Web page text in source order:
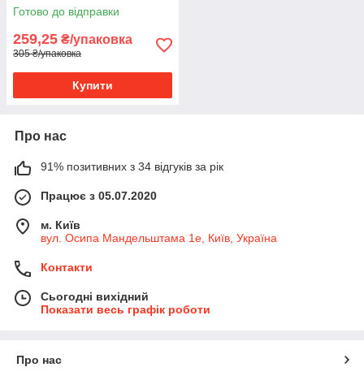
Готово до відправки
259,25 ₴/упаковка
305 ₴/упаковка
Купити
Про нас
91% позитивних з 34 відгуків за рік
Працює з 05.07.2020
м. Київ
вул. Осипа Мандельштама 1е, Київ, Україна
Контакти
Сьогодні вихідний
Показати весь графік роботи
Про нас